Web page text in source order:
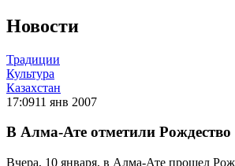
Новости
Традиции
Культура
Казахстан
17:0911 янв 2007
В Алма-Ате отметили
Вчера, 10 января, в Алма-Ате прошел